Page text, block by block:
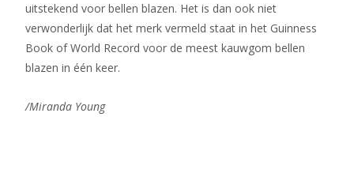
uitstekend voor bellen blazen. Het is dan ook niet
verwonderlijk dat het merk vermeld staat in het Guinness
Book of World Record voor de meest kauwgom bellen
blazen in één keer.
/Miranda Young